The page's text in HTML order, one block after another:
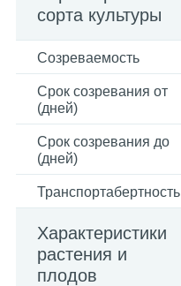
сорта культуры
Созреваемость
Срок созревания от
(дней)
Срок созревания до
(дней)
Транспортабертность
Характеристики
растения и
плодов